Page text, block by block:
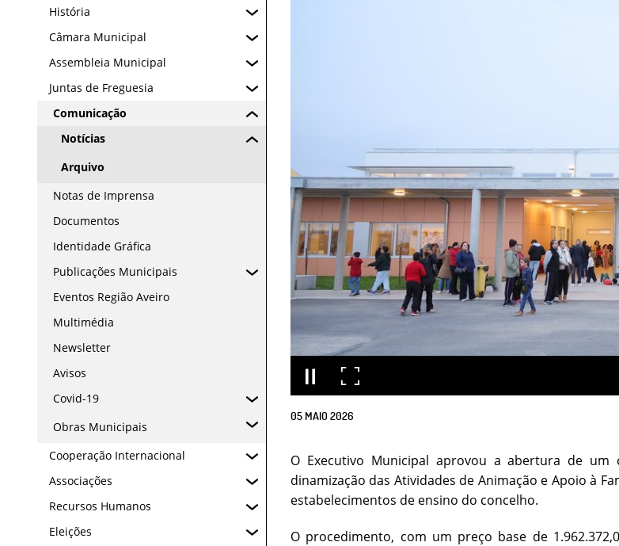
História
Câmara Municipal
Assembleia Municipal
Juntas de Freguesia
Comunicação
Notícias
Arquivo
Notas de Imprensa
Documentos
Identidade Gráfica
Publicações Municipais
Eventos Região Aveiro
Multimédia
Newsletter
Avisos
Covid-19
Obras Municipais
Cooperação Internacional
Associações
Recursos Humanos
Eleições
05 MAIO2026
O Executivo Municipal aprovou a abertura de
dinamização das Atividades de Animação e Apoio à
estabelecimentos de ensino do concelho.
O procedimento, com um preço base de